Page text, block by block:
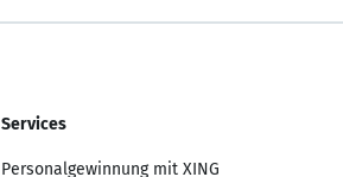
Services
Personalgewinnung mit XING